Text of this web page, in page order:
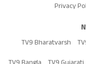
Privacy
TV9 Bharatvarsh